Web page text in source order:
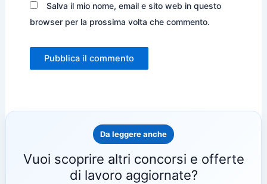
Salva il mio nome, email e sito web in questo
browser per la prossima volta che commento.
Da leggere anche
Vuoi scoprire altri concorsi e offerte
di lavoro aggiornate?